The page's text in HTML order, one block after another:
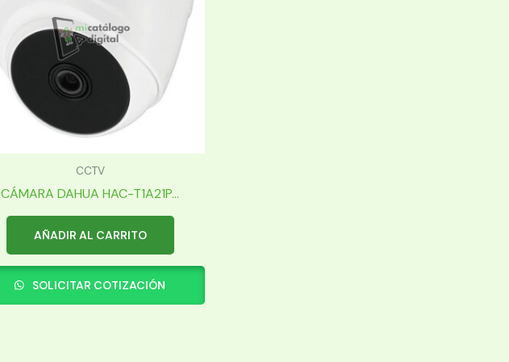
CCTV
CÁMARA DAHUA HAC-T1A21P...
AÑADIR AL CARRITO
SOLICITAR COTIZACIÓN